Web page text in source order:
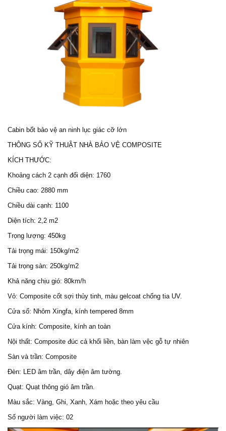
Cabin bốt bảo vệ an ninh lục giác cỡ lớn
THÔNG SỐ KỸ THUẬT NHÀ BẢO VỆ COMPOSITE
KÍCH THƯỚC:
Khoảng cách 2 cạnh đối diện: 1760
Chiều cao: 2880 mm
Chiều dài cạnh: 1100
Diện tích: 2,2 m2
Trọng lượng: 450kg
Tải trọng mái: 150kg/m2
Tải trọng sàn: 250kg/m2
Khả năng chịu gió: 80km/h
Vỏ: Composite cốt sợi thủy tinh, màu gelcoat chống tia UV.
Cửa sổ: Nhôm Xingfa, kính tempered 8mm
Cửa kính: Composite, kính an toàn
Nội thất: Composite đúc cả khối liền, bàn làm vệc gỗ tự nhiên
Sàn và trần: Composite
Đèn: LED âm trần, dây điện âm tường.
Quạt: Quạt thông gió âm trần.
Màu sắc: Vàng, Ghi, Xanh, Xám hoặc theo yêu cầu
Số người làm việc: 02